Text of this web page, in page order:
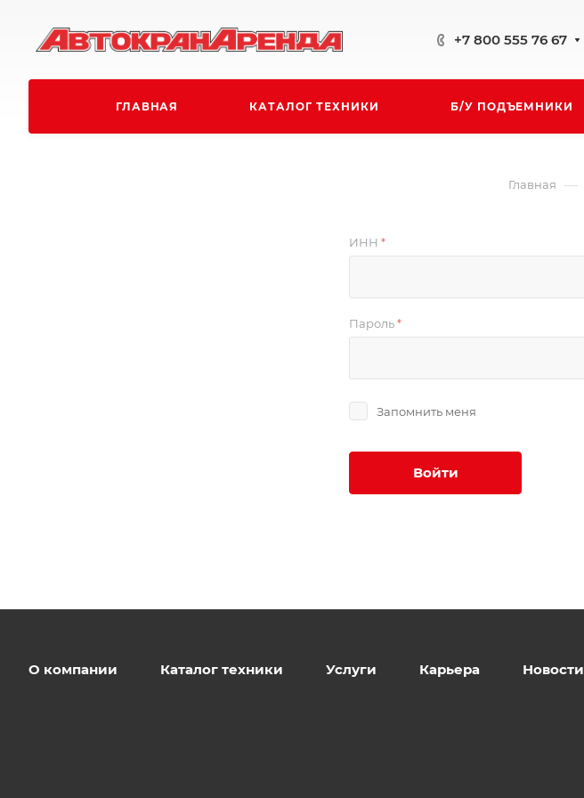
+7 800 555 76 67
ГЛАВНАЯ КАТАЛОГ ТЕХНИКИ Б/У ПОДЪЕМНИКИ
Главная —
ИНН *
Пароль*
Запомнить меня
Войти
О компании Каталог техники Услуги Карьера Новости